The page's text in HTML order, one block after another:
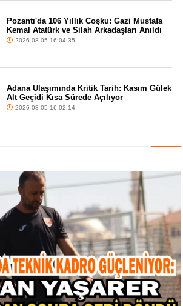
Pozantı'da 106 Yıllık Coşku: Gazi Mustafa
Kemal Atatürk ve Silah Arkadaşları Anıldı
2026-08-05 16:04:35
Adana Ulaşımında Kritik Tarih: Kasım Gülek
Alt Geçidi Kısa Sürede Açılıyor
2026-08-05 16:02:14